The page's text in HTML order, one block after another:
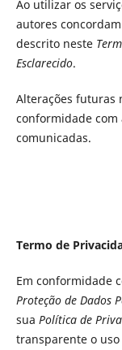
Ao utilizar os
autores
descrito neste
Esclarecido.
Alterações futuras
conformidade com
comunicadas.
Termo de
Em conformidade
Proteção de Dados
sua Política de
transparente o